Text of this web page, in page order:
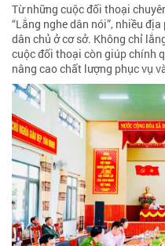
Từ những cuộc đối thoại
“Lắng nghe dân nói”, nhiều
dân chủ ở cơ sở. Không chỉ
cuộc đối thoại còn giúp chính
nâng cao chất lượng phục vụ